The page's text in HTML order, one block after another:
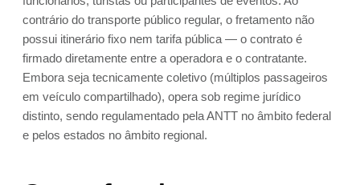
contrário do transporte público regular, o fretamento não
possui itinerário fixo nem tarifa pública — o contrato é
firmado diretamente entre a operadora e o contratante.
Embora seja tecnicamente coletivo (múltiplos passageiros
em veículo compartilhado), opera sob regime jurídico
distinto, sendo regulamentado pela ANTT no âmbito federal
e pelos estados no âmbito regional.